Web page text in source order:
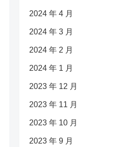
2024 年 4 月
2024 年 3 月
2024 年 2 月
2024 年 1 月
2023 年 12 月
2023 年 11 月
2023 年 10 月
2023 年 9 月